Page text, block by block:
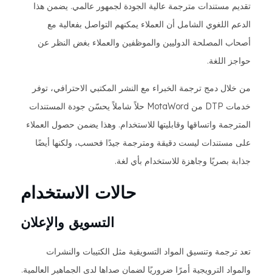
تقديم مستندات مترجمة عالية الجودة لجمهور عالمي. يضمن هذا
الدعم اللغوي الشامل أن العملاء يمكنهم التواصل بفعالية مع
أصحاب المصلحة الدوليين والموظفين والعملاء بغض النظر عن
حواجز اللغة.
من خلال دمج ترجمة الخبراء مع النشر المكتبي الاحترافي، توفر
خدمات DTP من MotaWord حلاً شاملاً يحسّن جودة المستندات
المترجمة واتساقها وقابليتها للاستخدام. وهذا يضمن حصول العملاء
على مستندات ليست دقيقة ومترجمة جيدًا فحسب، ولكنها أيضًا
جذابة بصريًا وجاهزة للاستخدام بأي لغة.
حالات الاستخدام
التسويق والإعلان
تعد ترجمة وتنسيق المواد التسويقية مثل الكتيبات والنشرات
والمواد الترويجية أمرًا ضروريًا لضمان صداها لدى الجماهير العالمية.